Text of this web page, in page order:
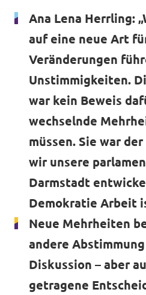
Impressum
Ana Lena Herrling:
auf eine neue Art
Veränderungen
Unstimmigkeiten.
war kein Beweis
wechselnde
müssen. Sie war
wir unsere
Darmstadt
Demokratie Arbeit
Neue Mehrheiten
andere
Diskussion – aber
getragene